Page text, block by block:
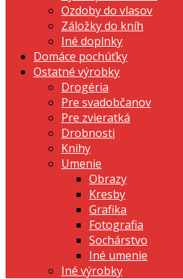
Ozdoby do vlasov
Záložky do kníh
Iné doplnky
Domáce pochúťky
Ostatné výrobky
Drogéria
Pre svadobčanov
Pre zvieratká
Drobnosti
Knihy
Umenie
Obrazy
Kresby
Grafika
Fotografia
Sochárstvo
Iné umenie
Iné výrobky